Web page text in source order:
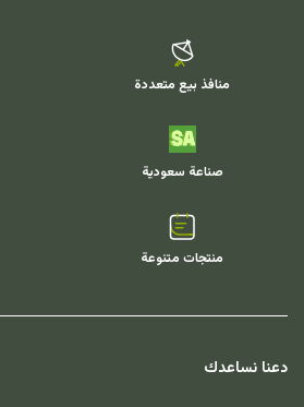
منافذ بيع متعددة
صناعة سعودية
منتجات متنوعة
دعنا نساعدك